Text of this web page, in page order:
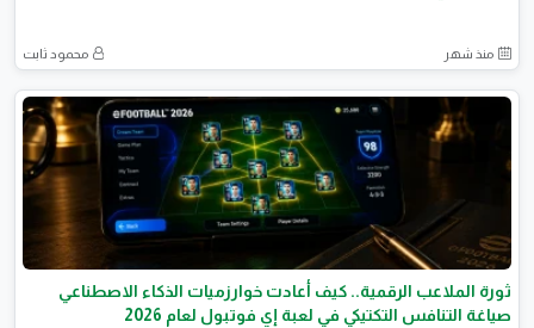
منذ شهر محمود ثابت
ثورة الملاعب الرقمية.. كيف أعادت خوارزميات الذكاء الاصطناعي
صياغة التنافس التكتيكي في لعبة إي فوتبول لعام 2026